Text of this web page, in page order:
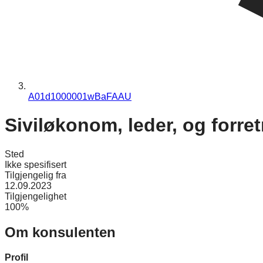
A01d1000001wBaFAAU
Siviløkonom, leder, og
Sted
Ikke spesifisert
Tilgjengelig fra
12.09.2023
Tilgjengelighet
100%
Om konsulenten
Profil